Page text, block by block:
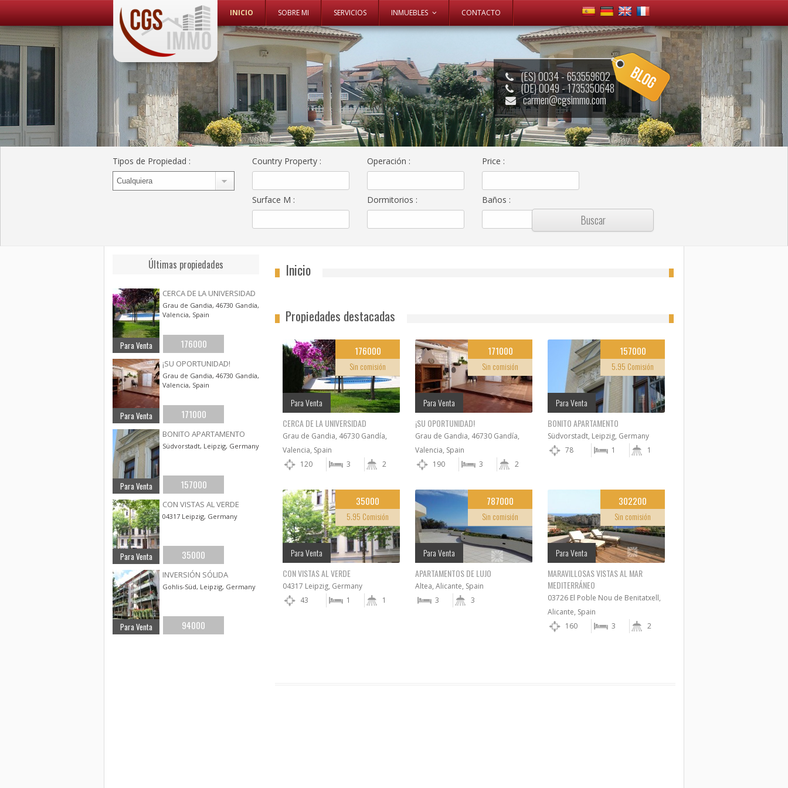
Ir al contenido
INICIO SOBRE MI SERVICIOS INMUEBLES CONTACTO
(ES) 0034 - 653559602
(DE) 0049 - 1735350648
carmen@cgsimmo.com
CGS Immo
CGS Immo Web
Tipos de Propiedad : Country Property : Operación : Price :
Surface M : Dormitorios : Baños :
Inicio
Propiedades destacadas
CERCA DE LA UNIVERSIDAD
176000
Grau de Gandia, 46730 Gandía,
Valencia, Spain
120
3 2
Para Venta
Sin comisión
¡SU OPORTUNIDAD!
171000
Grau de Gandia, 46730 Gandía,
Valencia, Spain
190
3 2
Para Venta
Sin comisión
BONITO APARTAMENTO
157000
Südvorstadt, Leipzig, Germany
78
1 1
Para Venta
5.95 Comisión
CON VISTAS AL VERDE
35000
04317 Leipzig, Germany
43
1 1
Para Venta
5.95 Comisión
APARTAMENTOS DE LUJO
787000
Altea, Alicante, Spain
3
3
Para Venta
Sin comisión
MARAVILLOSAS VISTAS AL MAR
MEDITERRÁNEO
302200
03726 El Poble Nou de Benitatxell,
Alicante, Spain
160
3 2
Para Venta
Sin comisión
Últimas propiedades
CERCA DE LA UNIVERSIDAD
Grau de Gandia, 46730 Gandía,
Valencia, Spain
Para Venta 176000
¡SU OPORTUNIDAD!
Grau de Gandia, 46730 Gandía,
Valencia, Spain
Para Venta 171000
BONITO APARTAMENTO
Südvorstadt, Leipzig, Germany
Para Venta 157000
CON VISTAS AL VERDE
04317 Leipzig, Germany
Para Venta 35000
INVERSIÓN SÓLIDA
Gohlis-Süd, Leipzig, Germany
Para Venta 94000